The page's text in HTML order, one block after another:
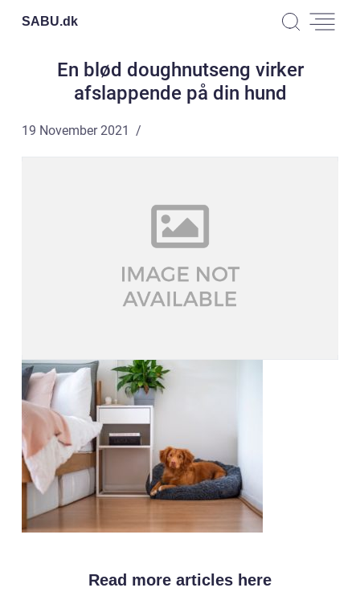
SABU.dk
En blød doughnutseng virker
afslappende på din hund
19 November 2021
Read more articles here